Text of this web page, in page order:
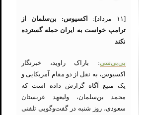
[۱۱ مرداد]:
اکسیوس: بن‌سلمان از
ترامپ خواست به ایران حمله گسترده
نکند
بی‌بی‌سی: باراک راوید، خبرنگار
اکسیوس، به نقل از دو مقام آمریکایی و
یک منبع آگاه گزارش داده است که
محمد بن‌سلمان، ولیعهد عربستان
سعودی، روز شنبه در گفت‌وگویی تلفنی